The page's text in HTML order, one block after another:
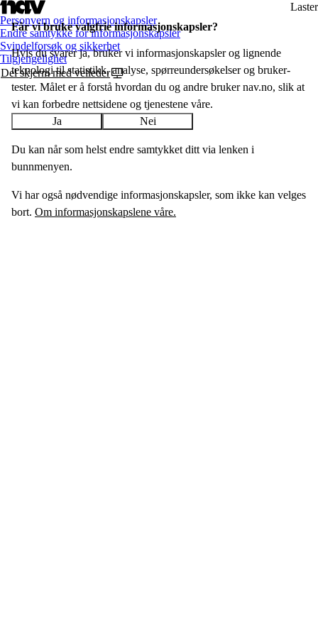
Får vi bruke valgfrie informasjon­skapsler?
Hvis du svarer ja, bruker vi informasjons­­kapsler og lignende
teknologi til statistikk, analyse, spørreundersøkelser og bruker­
tester. Målet er å forstå hvordan du og andre bruker nav.no, slik at
vi kan forbedre nettsidene og tjenestene våre.
Ja
Nei
Du kan når som helst endre samtykket ditt via lenken i
bunnmenyen.
Vi har også nødvendige informasjonskapsler, som ikke kan velges
bort. Om informasjonskapslene våre.
Laster
Personvern og informasjonskapsler
Endre samtykke for informasjonskapsler
Svindelforsøk og sikkerhet
Tilgjengelighet
Del skjerm med veileder